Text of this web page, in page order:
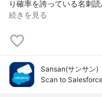
り確率を誇っている名刺
続きを見る
Sansan(サンサン)
Scan to